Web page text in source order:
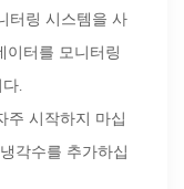
터링 시스템을 사
이터를 모니터링
.
주 시작하지 마십
각수를 추가하십